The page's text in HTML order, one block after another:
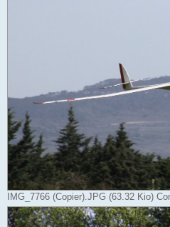
IMG_7766 (Copier).JPG (63.32 Kio)